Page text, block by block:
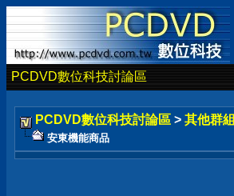
PCDVD數位科技討論區
PCDVD數位科技討論區 > 其他群組
安東機能商品